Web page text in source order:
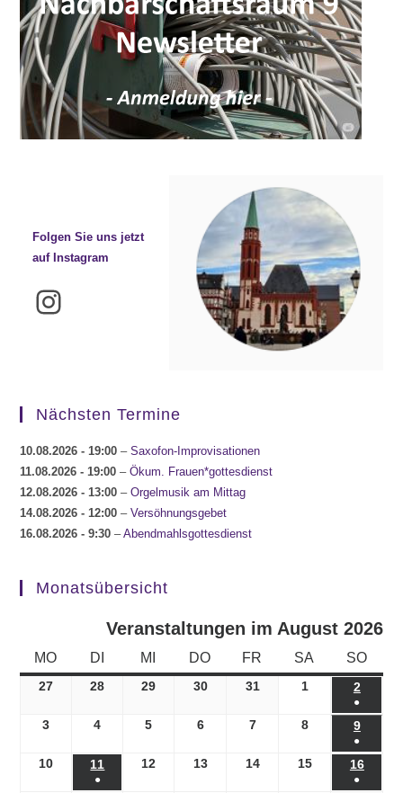
Folgen Sie uns jetzt
auf Instagram
Instagram
Nächsten Termine
10.08.2026 - 19:00 –Saxofon-Improvisationen
11.08.2026 - 19:00 –Ökum. Frauen*gottesdienst
12.08.2026 - 13:00 –Orgelmusik am Mittag
14.08.2026 - 12:00 –Versöhnungsgebet
16.08.2026 - 9:30 –Abendmahlsgottesdienst
Monatsübersicht
Veranstaltungen im August 2026
MO MONTAG
DI DIENSTAG
MI MITTWOCH
DO DONNERSTAG
FR FREITAG
SA SAMSTAG
SO
27 27.07.2026
28 28.07.2026
29 29.07.2026
3030.07.2026
3131.07.2026
101.08.2026
2
●
(1
3 03.08.2026
4 04.08.2026
5 05.08.2026
606.08.2026
707.08.2026
808.08.2026
9
●
(1
10 10.08.2026
11 11.08.2026
●
12 12.08.2026
1313.08.2026
1414.08.2026
1515.08.2026
16
●